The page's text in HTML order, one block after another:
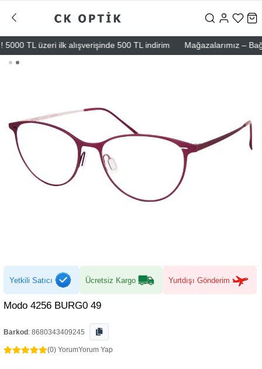
TL üzeri ilk alışverişinde 500 TL indirim Mağazalarımız –
Yetkili Satıcı Ücretsiz Kargo Yurtdışı Gönderim
Modo 4256 BURG0 49
Barkod : 8680343409245
(0) YorumYorum Yap